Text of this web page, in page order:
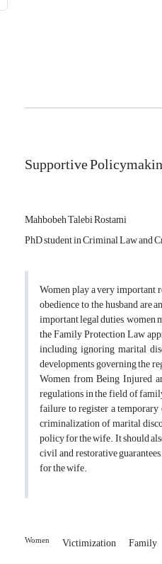
Supportive
Mahbobeh Talebi Rostami
PhD student in Criminal Law and
Women play a very important
obedience to the husband
important legal duties, women
the Family Protection Law
including ignoring marital
developments governing the
Women from Being Injured
regulations in the field of
failure to register a
criminalization of marital
policy for the wife. It should
civil and restorative
for the wife.
Women
Victimization Family